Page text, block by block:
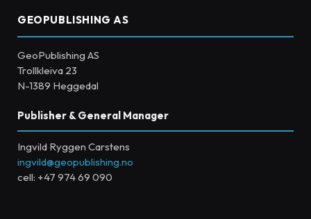
GEOPUBLISHING AS
GeoPublishing AS
Trollkleiva 23
N-1389 Heggedal
Publisher & General Manager
Ingvild Ryggen Carstens
ingvild@geopublishing.no
cell: +47 974 69 090